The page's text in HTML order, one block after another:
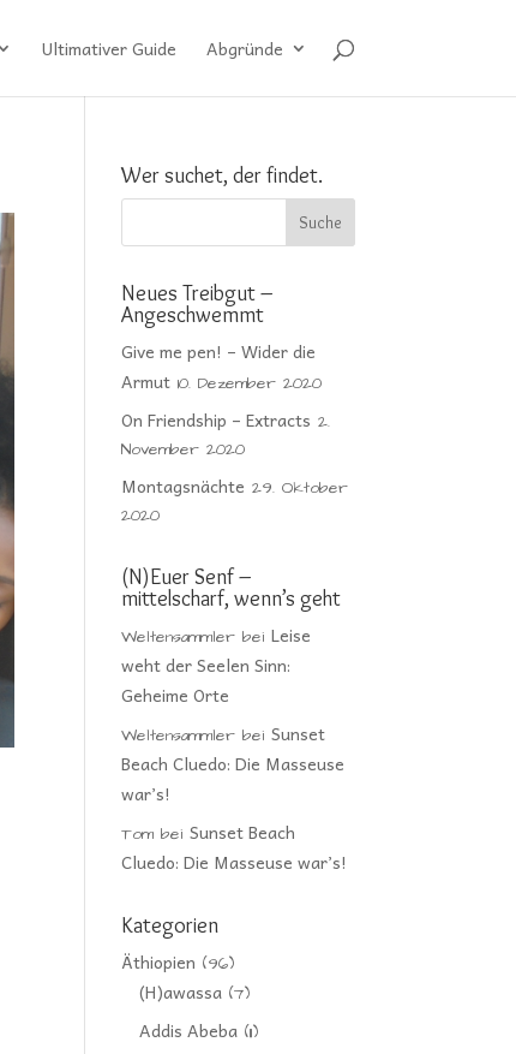
Ultimativer Guide Abgründe
Wer suchet, der findet.
Neues Treibgut –
Angeschwemmt
Give me pen! – Wider die
Armut 10. Dezember 2020
On Friendship – Extracts 2.
November 2020
Montagsnächte 29. Oktober
2020
(N)Euer Senf –
mittelscharf, wenn’s geht
Weltensammler beiLeise
weht der Seelen Sinn:
Geheime Orte
Weltensammler beiSunset
Beach Cluedo: Die Masseuse
war’s!
Tom beiSunset Beach
Cluedo: Die Masseuse war’s!
Kategorien
Äthiopien (96)
(H)awassa (7)
Addis Abeba (11)